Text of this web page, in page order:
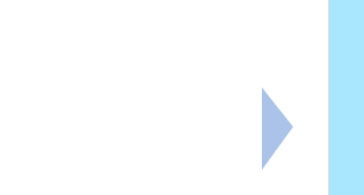
115學年度小一新生迎新啟蒙活動延至
下一筆：